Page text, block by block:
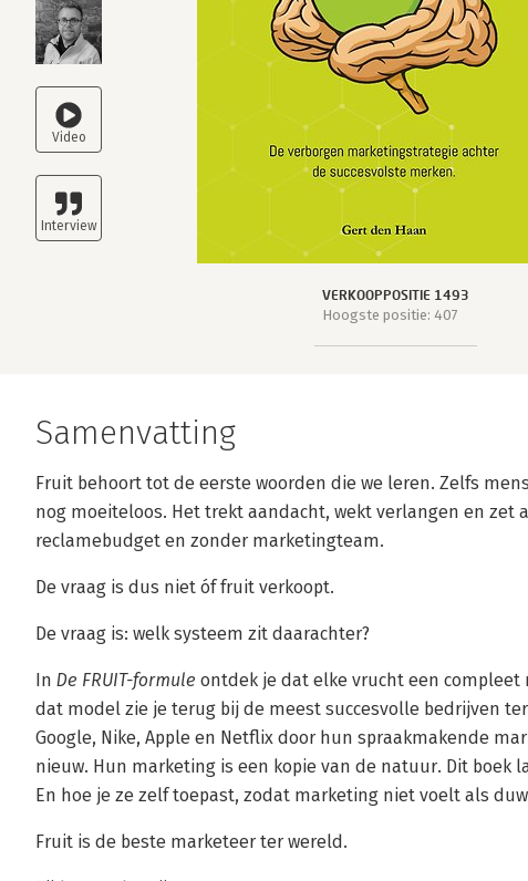
VERKOOPPOSITIE 1493
Hoogste positie: 407
Samenvatting
Fruit behoort tot de eerste woorden die we leren. Zelfs
nog moeiteloos. Het trekt aandacht, wekt verlangen en zet
reclamebudget en zonder marketingteam.
De vraag is dus niet óf fruit verkoopt.
De vraag is: welk systeem zit daarachter?
In De FRUIT-formule ontdek je dat elke vrucht een
dat model zie je terug bij de meest succesvolle bedrijven
Google, Nike, Apple en Netflix door hun spraakmakende
nieuw. Hun marketing is een kopie van de natuur. Dit boek
En hoe je ze zelf toepast, zodat marketing niet voelt als
Fruit is de beste marketeer ter wereld.